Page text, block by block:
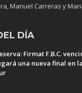
Manuel Carreras y
DÍA
Firmat F.B.C.
una nueva final en